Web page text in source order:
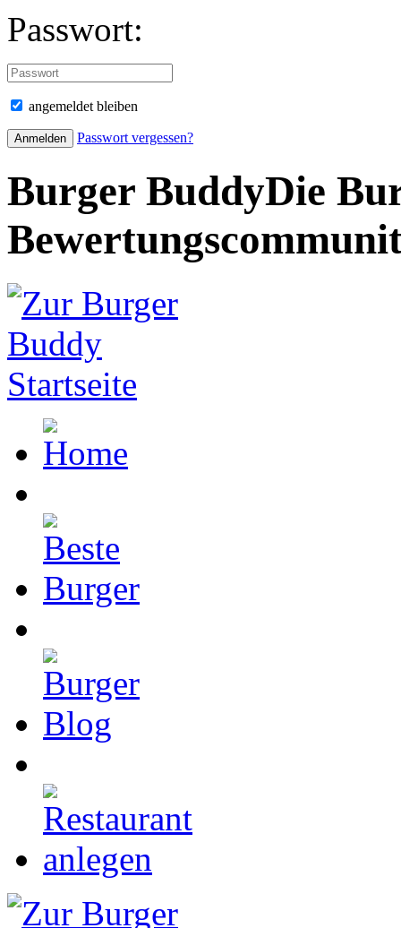
Passwort:
angemeldet bleiben
Passwort vergessen?
Burger BuddyDie